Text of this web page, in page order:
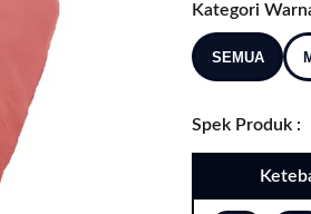
Kategori
SEMUA
Spek Produk :